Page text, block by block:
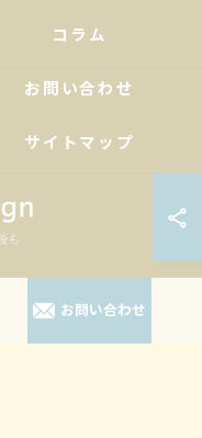
お問い合わせ
コラム
お問い合わせ
サイトマップ
デザイン一級建築士事務所 ALL